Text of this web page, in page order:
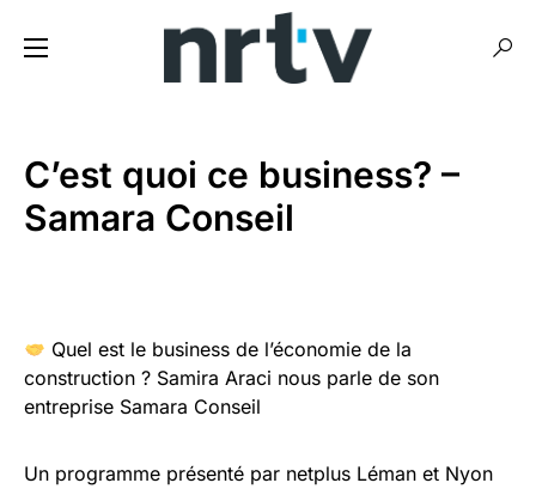
C’est quoi ce business? –
Samara Conseil
Quel est le business de l’économie de la
construction ? Samira Araci nous parle de son
entreprise Samara Conseil
Un programme présenté par netplus Léman et Nyon